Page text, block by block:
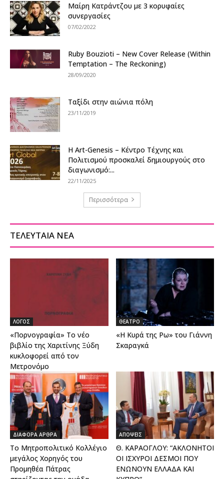
Μαίρη Κατράντζου με 3 κορυφαίες
συνεργασίες
07/02/2022
Ruby Bouzioti – New Cover Release (Within
Temptation – The Reckoning)
28/09/2020
Ταξίδι στην αιώνια πόλη
23/11/2019
Η Art-Genesis – Κέντρο Τέχνης και
Πολιτισμού προσκαλεί δημιουργούς στο
διαγωνισμό:...
22/11/2025
Περισσότερα
ΤΕΛΕΥΤΑΙΑ ΝΕΑ
ΛΟΓΟΣ
«Πορνογραφία» Το νέο
βιβλίο της Χαριτίνης Ξύδη
κυκλοφορεί από τον
Μετρονόμο
ΘΕΑΤΡΟ
«Η Κυρά της Ρω» του Γιάννη
Σκαραγκά
ΔΙΑΦΟΡΑ ΑΡΘΡΑ
Το Μητροπολιτικό Κολλέγιο
μεγάλος Χορηγός του
Προμηθέα Πάτρας
ΑΠΟΨΕΙΣ
Θ. ΚΑΡΑΟΓΛΟΥ: “ΑΚΛΟΝΗΤΟΙ
ΟΙ ΙΣΧΥΡΟΙ ΔΕΣΜΟΙ ΠΟΥ
ΕΝΩΝΟΥΝ ΕΛΛΑΔΑ ΚΑΙ